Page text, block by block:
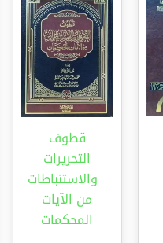
قطوف
التحريرات
والاستنباطات
من الآيات
المحكمات